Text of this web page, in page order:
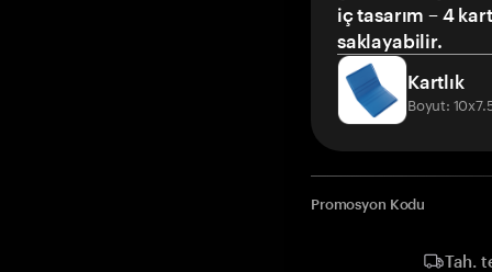
iç tasarım – 4
saklayabilir.
Kartlık
Boyut:
Promosyon Kodu
Tah.